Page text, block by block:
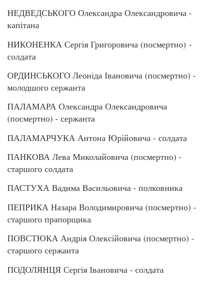
НЕДВЕДСЬКОГО Олександра Олександровича -
капітана
НИКОНЕНКА Сергія Григоровича (посмертно) -
солдата
ОРДИНСЬКОГО Леоніда Івановича (посмертно) -
молодшого сержанта
ПАЛАМАРА Олександра Олександровича
(посмертно) - сержанта
ПАЛАМАРЧУКА Антона Юрійовича - солдата
ПАНКОВА Лева Миколайовича (посмертно) -
старшого солдата
ПАСТУХА Вадима Васильовича - полковника
ПЕПРИКА Назара Володимировича (посмертно) -
старшого прапорщика
ПОВСТЮКА Андрія Олексійовича (посмертно) -
старшого сержанта
ПОДОЛЯНЦЯ Сергія Івановича - солдата